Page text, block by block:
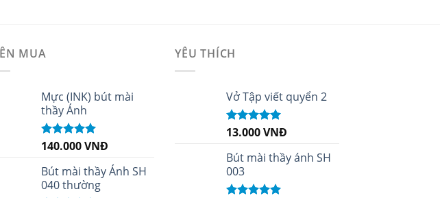
MUA
Mực (INK) bút mài
thầy Ánh
Được xếp
sao
140.000VNĐ
Bút mài thầy Ánh SH
040 thường
YÊU THÍCH
Vở Tập viết quyển 2
Được xếp
sao
13.000VNĐ
Bút mài thầy ánh SH
003